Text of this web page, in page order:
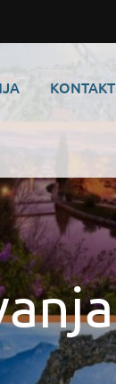
KONTAKT